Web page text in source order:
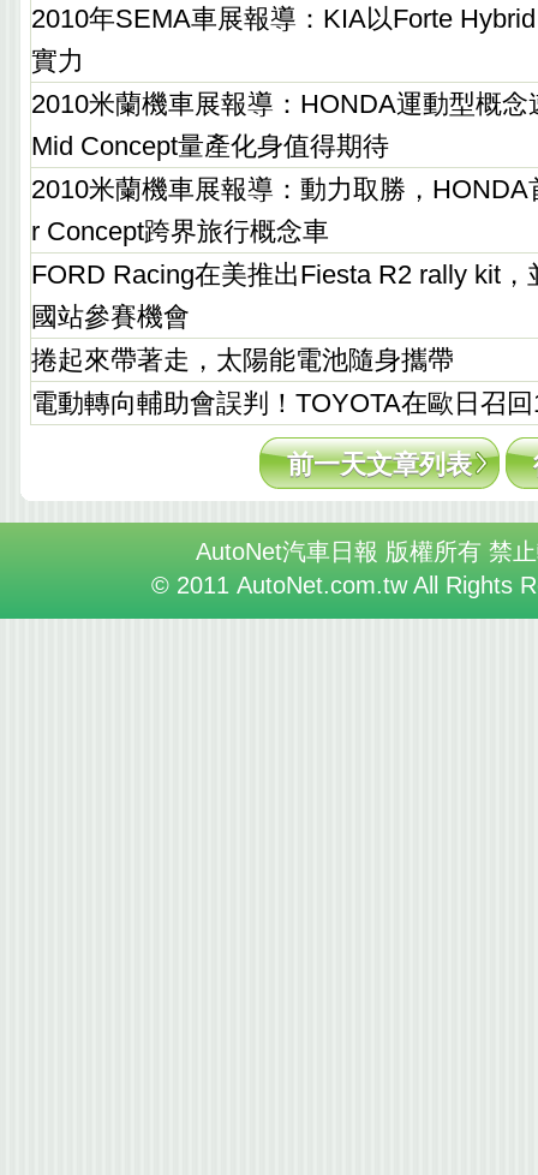
2010年SEMA車展報導：KIA以Forte
實力
2010米蘭機車展報導：HONDA運動型概
Mid Concept量產化身值得期待
2010米蘭機車展報導：動力取勝，HONDA
r Concept跨界旅行概念車
FORD Racing在美推出Fiesta R2 rally kit
國站參賽機會
捲起來帶著走，太陽能電池隨身攜帶
電動轉向輔助會誤判！TOYOTA在歐日召
前一天文章列表
AutoNet汽車日報 版權所有 禁
© 2011 AutoNet.com.tw All Rights